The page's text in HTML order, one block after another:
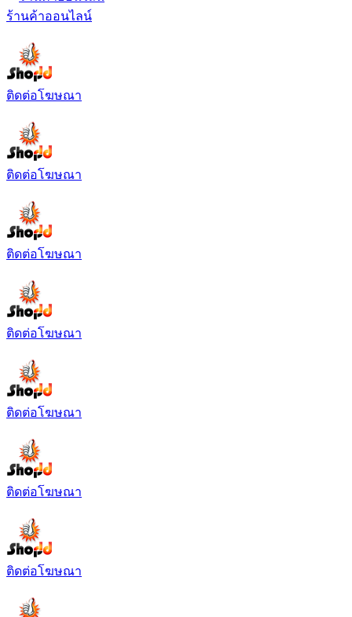
ร้านค้าออนไลน์
ติดต่อโฆษณา
ติดต่อโฆษณา
ติดต่อโฆษณา
ติดต่อโฆษณา
ติดต่อโฆษณา
ติดต่อโฆษณา
ติดต่อโฆษณา